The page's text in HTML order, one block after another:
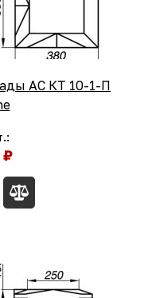
АС КТ 10-1-П
₽